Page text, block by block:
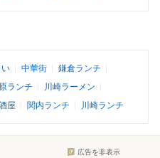
中華街
鎌倉ランチ
ランチ
川崎ラーメン
屋 関内ランチ 川崎ランチ
広告を非表示